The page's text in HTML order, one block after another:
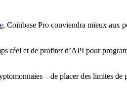
, Coinbase Pro conviendra mieux aux
réel et de profiter d’API pour
– de placer des limites de